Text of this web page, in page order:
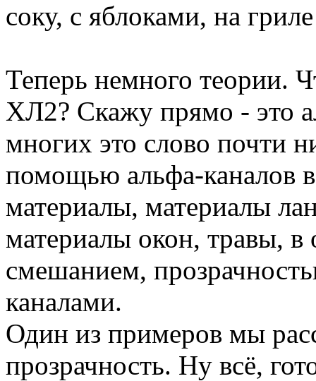
соку, с яблоками, на
Теперь немного теории.
ХЛ2? Скажу прямо - это
многих это слово почти
помощью альфа-каналов
материалы, материалы
материалы окон, травы, в
смешанием,
каналами.
Один из примеров мы
прозрачность. Ну всё,